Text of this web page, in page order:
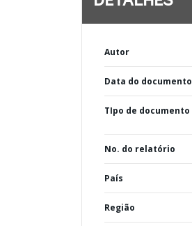
Autor
Data do documento
TIpo de documento
No. do relatório
País
Região